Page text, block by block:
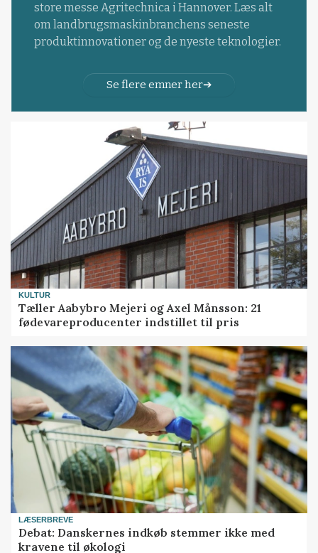
store messe Agritechnica i Hannover. Læs alt
om landbrugsmaskinbranchens seneste
produktinnovationer og de nyeste teknologier.
Se flere emner her
KULTUR
Tæller Aabybro Mejeri og Axel Månsson: 21
fødevareproducenter indstillet til pris
LÆSERBREVE
Debat: Danskernes indkøb stemmer ikke med
kravene til økologi